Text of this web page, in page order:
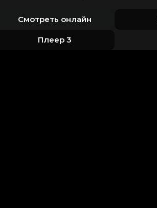
Смотреть онлайн
Плеер 3